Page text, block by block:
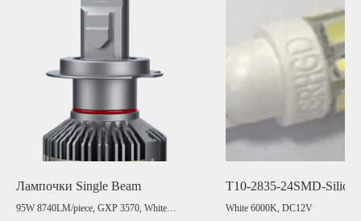
Лампочки Single Beam
95W 8740LM/piece, GXP 3570, White
T10-2835-24SMD-
White 6000K, DC12V